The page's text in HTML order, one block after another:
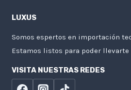
LUXUS
Somos espertos en importación
Estamos listos para poder
VISITA NUESTRAS REDES